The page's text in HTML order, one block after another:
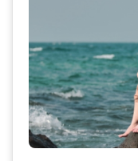
Đảng
Tổ chức nhân sự
Quốc hội
Nhận diện sự thật